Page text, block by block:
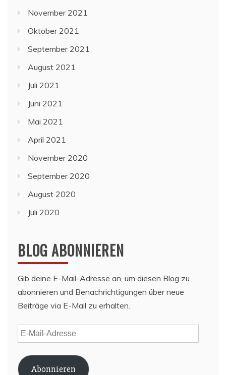
November 2021
Oktober 2021
September 2021
August 2021
Juli 2021
Juni 2021
Mai 2021
April 2021
November 2020
September 2020
August 2020
Juli 2020
BLOG ABONNIEREN
Gib deine E-Mail-Adresse an, um diesen Blog zu
abonnieren und Benachrichtigungen über neue
Beiträge via E-Mail zu erhalten.
E-
Mail-
Adresse
Abonnieren